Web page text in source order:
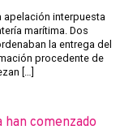
apelación interpuesta
marítima. Dos
la entrega del
procedente de
[…]
han comenzado